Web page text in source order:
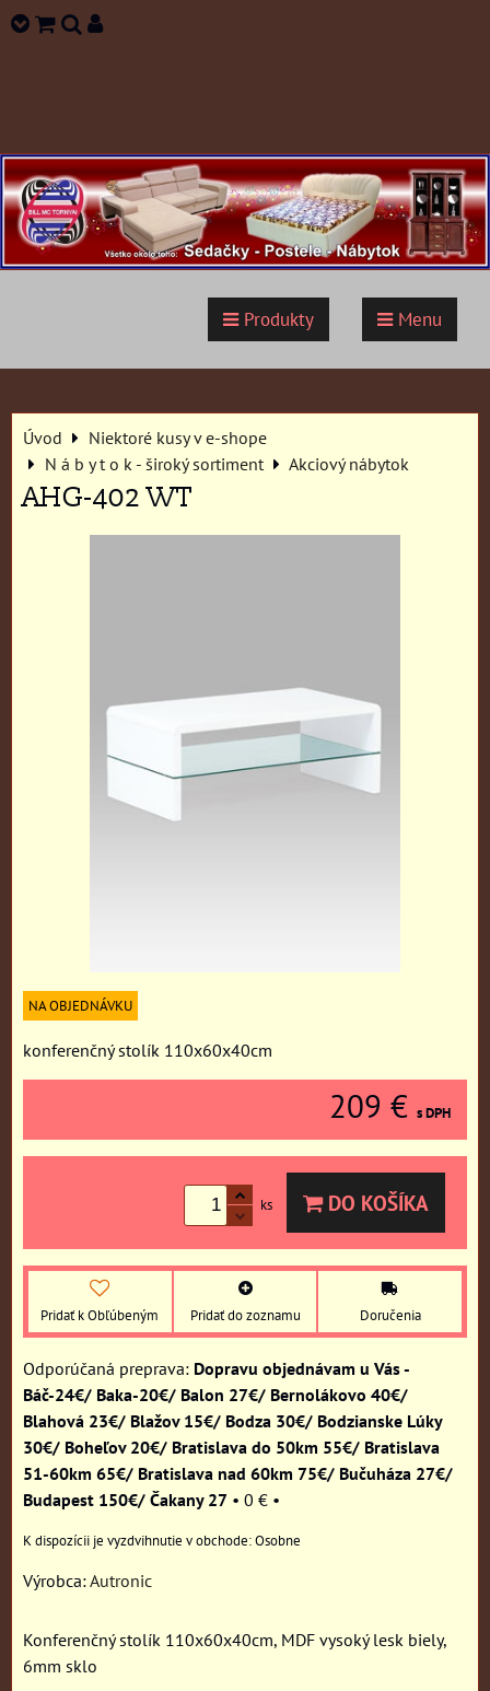
Produkty Menu
Úvod
Niektoré kusy v e-shope
N á b y t o k - široký sortiment
Akciový nábytok
AHG-402 WT
NA OBJEDNÁVKU
konferenčný stolík 110x60x40cm
209 € s DPH
ks DO KOŠÍKA
Pridať k Obľúbeným Pridať do zoznamu Doručenia
Dopravu objednávam u Vás -
Báč-24€/ Baka-20€/ Balon 27€/ Bernolákovo 40€/
Blahová 23€/ Blažov 15€/ Bodza 30€/ Bodzianske Lúky
30€/ Boheľov 20€/ Bratislava do 50km 55€/ Bratislava
51-60km 65€/ Bratislava nad 60km 75€/ Bučuháza 27€/
Budapest 150€/ Čakany 27 • 0 € •
Osobne
Výrobca:Autronic
Konferenčný stolík 110x60x40cm, MDF vysoký lesk biely,
6mm sklo